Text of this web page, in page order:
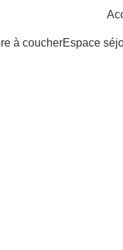
à coucherEspace